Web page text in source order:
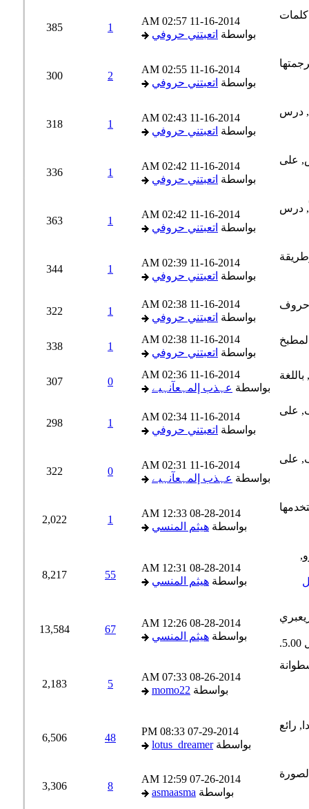
11-16-2014
02:57 AM
بواسطةاتعبتني حروفي
385
11-16-2014
02:55 AM
بواسطةاتعبتني حروفي
300
11-16-2014
02:43 AM
بواسطةاتعبتني حروفي
318
11-16-2014
02:42 AM
بواسطةاتعبتني حروفي
336
11-16-2014
02:42 AM
بواسطةاتعبتني حروفي
363
11-16-2014
02:39 AM
بواسطةاتعبتني حروفي
344
11-16-2014
02:38 AM
بواسطةاتعبتني حروفي
322
11-16-2014
02:38 AM
بواسطةاتعبتني حروفي
338
11-16-2014
02:36 AM
بواسطةعہذب إلمہعآنہيے
307
11-16-2014
02:34 AM
بواسطةاتعبتني حروفي
298
11-16-2014
02:31 AM
بواسطةعہذب إلمہعآنہيے
322
08-28-2014
12:33 AM
بواسطةهيثم المنسي
2,022
08-28-2014
12:31 AM
بواسطةهيثم المنسي
55
8,217
08-28-2014
12:26 AM
بواسطةهيثم المنسي
67
13,584
08-26-2014
07:33 AM
بواسطةmomo22
2,183
07-29-2014
08:33 PM
بواسطةlotus_dreamer
48
6,506
07-26-2014
12:59 AM
بواسطةasmaasma
3,306